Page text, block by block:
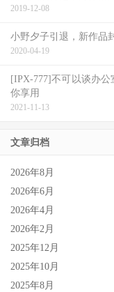
2019-12-08
小野夕子引退，新作品
2020-04-19
[IPX-777]不可以谈办
你享用
2021-11-13
文章归档
2026年8月
2026年6月
2026年4月
2026年2月
2025年12月
2025年10月
2025年8月